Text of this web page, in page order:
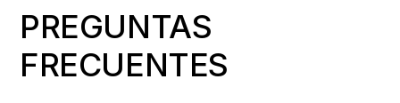
PREGUNTAS
FRECUENTES